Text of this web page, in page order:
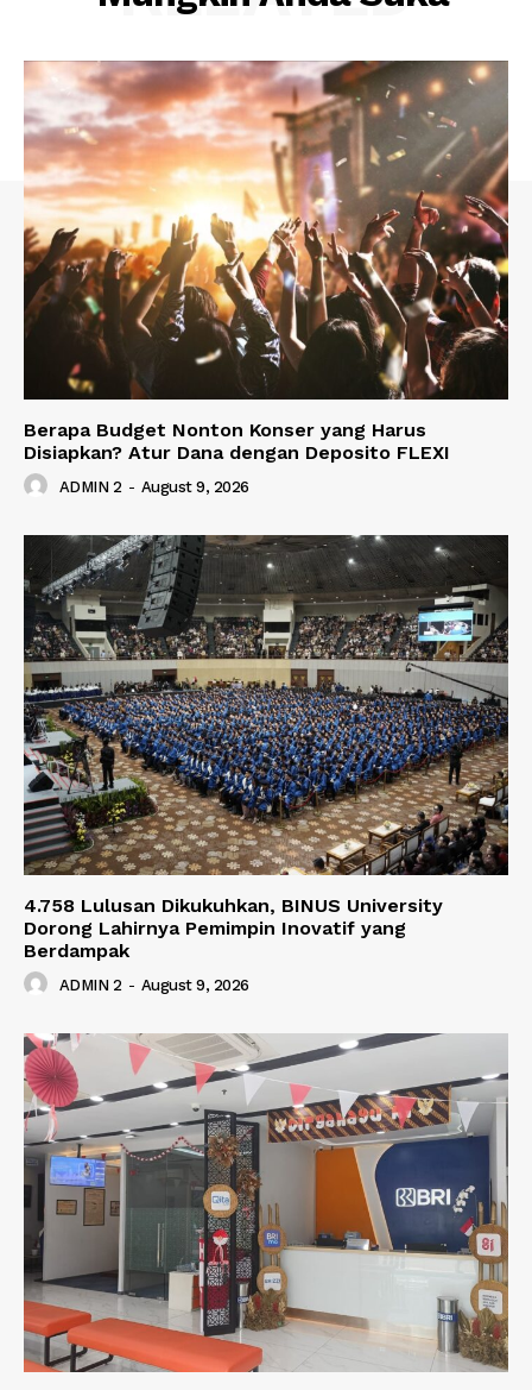
Berapa Budget Nonton Konser yang Harus
Disiapkan? Atur Dana dengan Deposito FLEXI
ADMIN 2 - August 9, 2026
4.758 Lulusan Dikukuhkan, BINUS University
Dorong Lahirnya Pemimpin Inovatif yang
Berdampak
ADMIN 2 - August 9, 2026